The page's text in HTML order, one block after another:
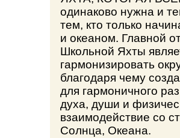
одинаково нужна и
тем, кто только
и океаном. Главной
Школьной Яхты
гармонизировать
благодаря чему
для гармоничного
духа, души и
взаимодействие со
Солнца, Океана.